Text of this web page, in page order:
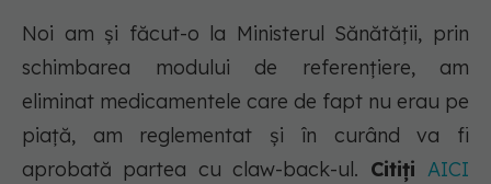
Noi am şi făcut-o la Ministerul Sănătăţii, prin
schimbarea modului de referențiere, am
eliminat medicamentele care de fapt nu erau pe
piață, am reglementat și în curând va fi
aprobată partea cu claw-back-ul. CitițiAICI